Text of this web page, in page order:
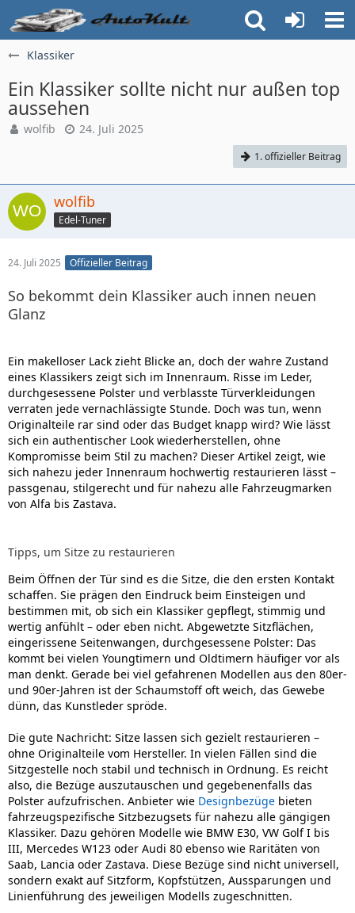
Klassiker
Ein Klassiker sollte nicht nur außen top
aussehen
wolfib 24. Juli 2025
1. offizieller Beitrag
wolfib
Edel-Tuner
24. Juli 2025 Offizieller Beitrag
So bekommt dein Klassiker auch innen neuen
Glanz
Ein makelloser Lack zieht Blicke an, doch der wahre Zustand
eines Klassikers zeigt sich im Innenraum. Risse im Leder,
durchgesessene Polster und verblasste Türverkleidungen
verraten jede vernachlässigte Stunde. Doch was tun, wenn
Originalteile rar sind oder das Budget knapp wird? Wie lässt
sich ein authentischer Look wiederherstellen, ohne
Kompromisse beim Stil zu machen? Dieser Artikel zeigt, wie
sich nahezu jeder Innenraum hochwertig restaurieren lässt –
passgenau, stilgerecht und für nahezu alle Fahrzeugmarken
von Alfa bis Zastava.
Tipps, um Sitze zu restaurieren
Beim Öffnen der Tür sind es die Sitze, die den ersten Kontakt
schaffen. Sie prägen den Eindruck beim Einsteigen und
bestimmen mit, ob sich ein Klassiker gepflegt, stimmig und
wertig anfühlt – oder eben nicht. Abgewetzte Sitzflächen,
eingerissene Seitenwangen, durchgesessene Polster: Das
kommt bei vielen Youngtimern und Oldtimern häufiger vor als
man denkt. Gerade bei viel gefahrenen Modellen aus den 80er-
und 90er-Jahren ist der Schaumstoff oft weich, das Gewebe
dünn, das Kunstleder spröde.
Die gute Nachricht: Sitze lassen sich gezielt restaurieren –
ohne Originalteile vom Hersteller. In vielen Fällen sind die
Sitzgestelle noch stabil und technisch in Ordnung. Es reicht
also, die Bezüge auszutauschen und gegebenenfalls das
Polster aufzufrischen. Anbieter wie Designbezüge bieten
fahrzeugspezifische Sitzbezugsets für nahezu alle gängigen
Klassiker. Dazu gehören Modelle wie BMW E30, VW Golf I bis
III, Mercedes W123 oder Audi 80 ebenso wie Raritäten von
Saab, Lancia oder Zastava. Diese Bezüge sind nicht universell,
sondern exakt auf Sitzform, Kopfstützen, Aussparungen und
Linienführung des jeweiligen Modells zugeschnitten.